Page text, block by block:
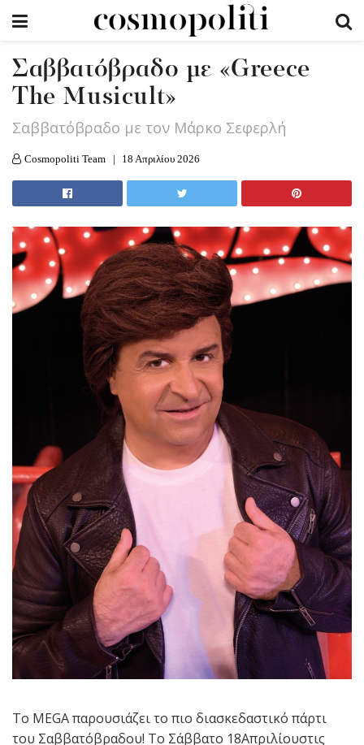
Σαββατόβραδο με «Greece
The Musicult»
Σαββατόβραδο με τον Μάρκο Σεφερλή
Cosmopoliti Team 18 Απριλίου 2026
Το MEGA παρουσιάζει το πιο διασκεδαστικό πάρτι
του Σαββατόβραδου! Το Σάββατο 18Απριλίουστις